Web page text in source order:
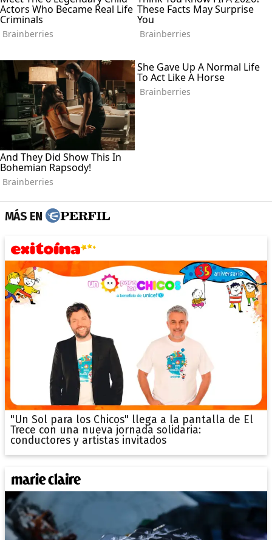
MÁS EN
"Un Sol para los Chicos" llega a la pantalla de El
Trece con una nueva jornada solidaria:
conductores y artistas invitados